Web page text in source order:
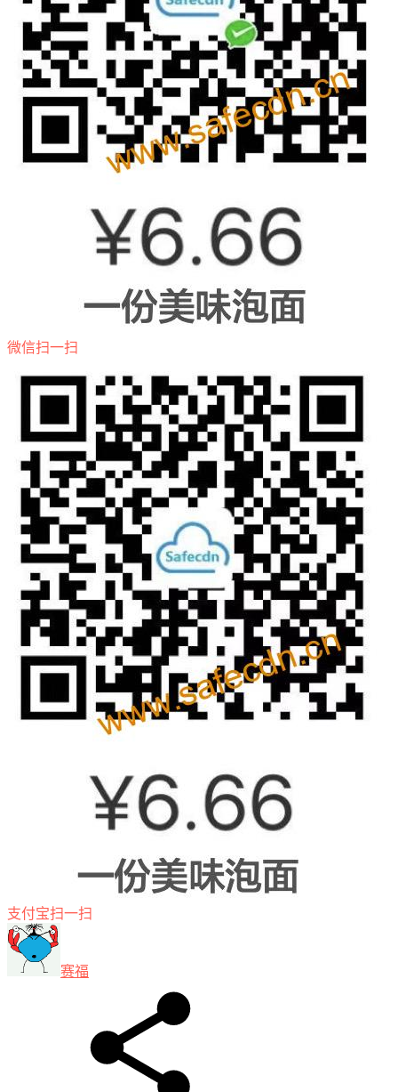
微信扫一扫
支付宝扫一扫
赛福